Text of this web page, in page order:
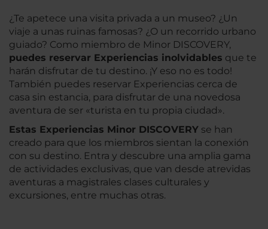
¿Te apetece una visita privada a un museo? ¿Un
viaje a unas ruinas famosas? ¿O un recorrido urbano
guiado? Como miembro de Minor DISCOVERY,
puedes reservar Experiencias inolvidables que te
harán disfrutar de tu destino. ¡Y eso no es todo!
También puedes reservar Experiencias cerca de
casa sin estancia, para disfrutar de una novedosa
aventura de ser «turista en tu propia ciudad».
Estas Experiencias Minor DISCOVERY se han
creado para que los miembros sientan la conexión
con su destino. Entra y descubre una amplia gama
de actividades exclusivas, que van desde atrevidas
aventuras a magistrales clases culturales y
excursiones, entre muchas otras.